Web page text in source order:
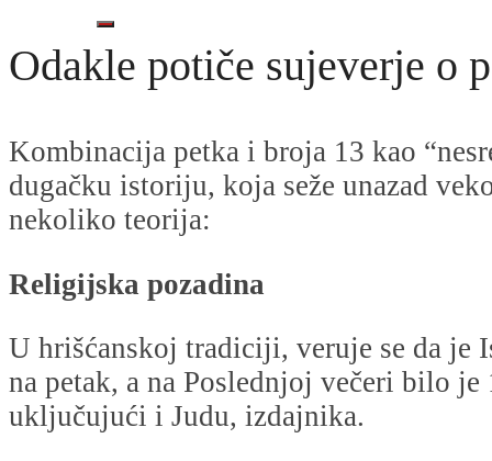
Odakle potiče sujeverje o
Kombinacija petka i broja 13 kao
dugačku istoriju, koja seže unazad
nekoliko teorija:
Religijska pozadina
U hrišćanskoj tradiciji, veruje se da je
na petak, a na Poslednjoj večeri bilo
uključujući i Judu, izdajnika.